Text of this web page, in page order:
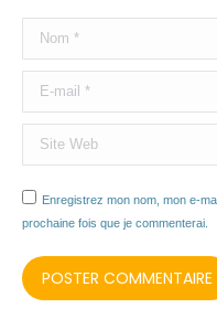
Commentaire
Nom *
E-mail *
Site Web
Enregistrez mon nom, mon e-
prochaine fois que je commenterai.
POSTER COMMENTAIRE